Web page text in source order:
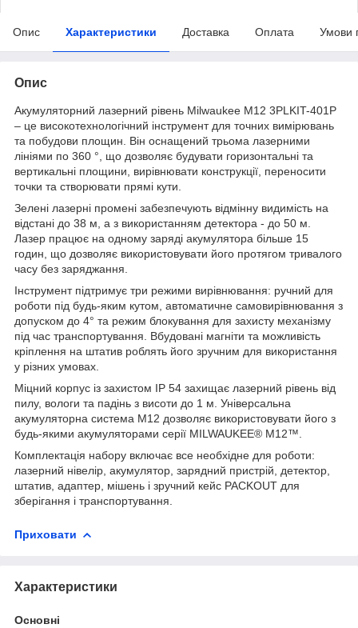
Опис Характеристики Доставка Оплата Умови
Опис
Акумуляторний лазерний рівень Milwaukee M12 3PLKIT-401P
– це високотехнологічний інструмент для точних вимірювань
та побудови площин. Він оснащений трьома лазерними
лініями по 360 °, що дозволяє будувати горизонтальні та
вертикальні площини, вирівнювати конструкції, переносити
точки та створювати прямі кути.
Зелені лазерні промені забезпечують відмінну видимість на
відстані до 38 м, а з використанням детектора - до 50 м.
Лазер працює на одному заряді акумулятора більше 15
годин, що дозволяє використовувати його протягом тривалого
часу без заряджання.
Інструмент підтримує три режими вирівнювання: ручний для
роботи під будь-яким кутом, автоматичне самовирівнювання з
допуском до 4° та режим блокування для захисту механізму
під час транспортування. Вбудовані магніти та можливість
кріплення на штатив роблять його зручним для використання
у різних умовах.
Міцний корпус із захистом IP 54 захищає лазерний рівень від
пилу, вологи та падінь з висоти до 1 м. Універсальна
акумуляторна система M12 дозволяє використовувати його з
будь-якими акумуляторами серії MILWAUKEE® M12™.
Комплектація набору включає все необхідне для роботи:
лазерний нівелір, акумулятор, зарядний пристрій, детектор,
штатив, адаптер, мішень і зручний кейс PACKOUT для
зберігання і транспортування.
Приховати
Характеристики
Основні